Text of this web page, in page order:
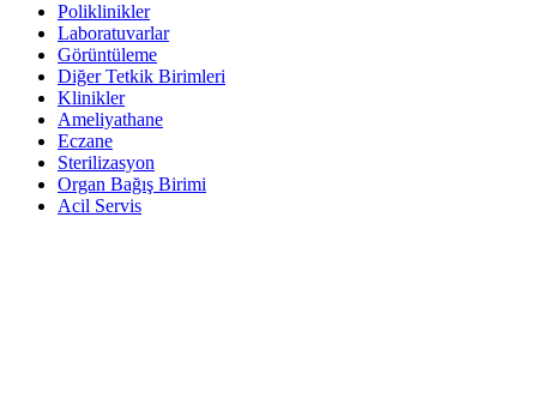
Poliklinikler
Laboratuvarlar
Görüntüleme
Diğer Tetkik Birimleri
Klinikler
Ameliyathane
Eczane
Sterilizasyon
Organ Bağış Birimi
Acil Servis